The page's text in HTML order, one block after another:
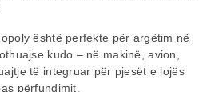
është perfekte për argëtim në
kudo – në makinë, avion,
të integruar për pjesët e lojës
përfundimit.